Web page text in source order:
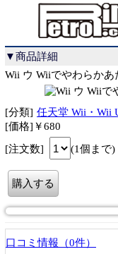
▼商品詳細
Wii ウ Wiiでやわらか
[分類] 任天堂 Wii・Wii
[価格]￥680
[注文数]
(1個まで)
口コミ情報（0件）